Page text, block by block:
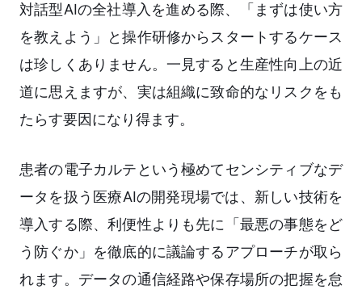
対話型AIの全社導入を進める際、「まずは使い方
を教えよう」と操作研修からスタートするケース
は珍しくありません。一見すると生産性向上の近
道に思えますが、実は組織に致命的なリスクをも
たらす要因になり得ます。
患者の電子カルテという極めてセンシティブなデ
ータを扱う医療AIの開発現場では、新しい技術を
導入する際、利便性よりも先に「最悪の事態をど
う防ぐか」を徹底的に議論するアプローチが取ら
れます。データの通信経路や保存場所の把握を怠